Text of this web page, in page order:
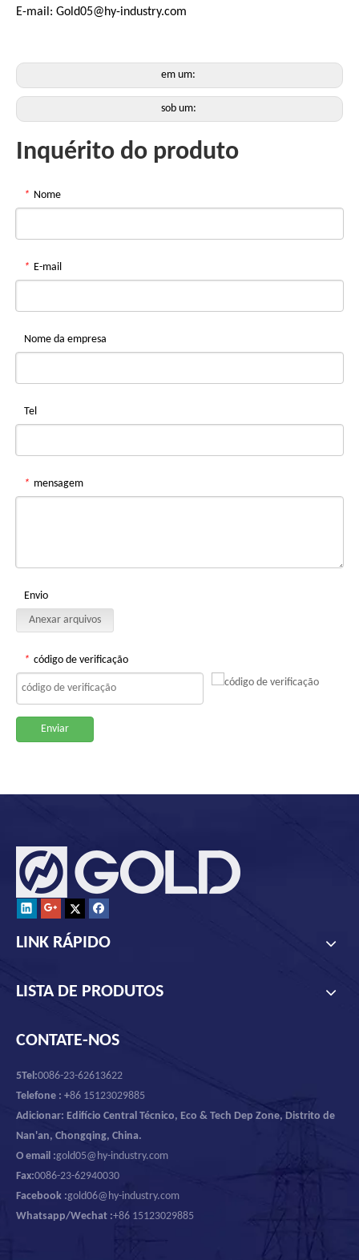
E-mail: Gold05@hy-industry.com
em um:
sob um:
Inquérito do produto
* Nome
* E-mail
Nome da empresa
Tel
* mensagem
Envio
Anexar arquivos
* código de verificação
Enviar
LINK RÁPIDO
LISTA DE PRODUTOS
CONTATE-NOS
5Tel:0086-23-62613622
Telefone : +86 15123029885
Adicionar: Edifício Central Técnico, Eco & Tech Dep Zone, Distrito de
Nan'an, Chongqing, China.
O email :gold05@hy-industry.com
Fax:0086-23-62940030
Facebook :gold06@hy-industry.com
Whatsapp/Wechat :+86 15123029885